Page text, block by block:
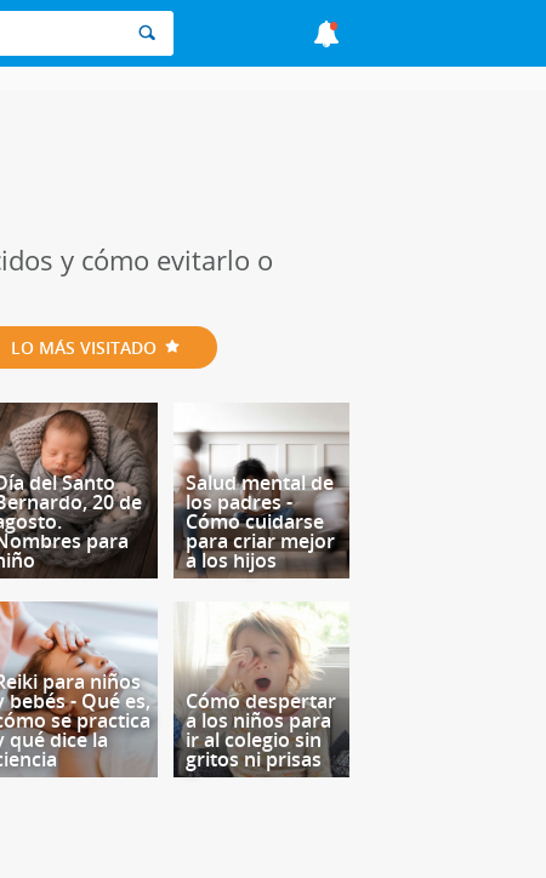
y cómo evitarlo o
LO MÁS VISITADO
del Santo
20 de
para
Salud mental de
los padres -
Cómo cuidarse
para criar mejor
a los hijos
para niños
bebés - Qué es,
se practica
qué dice la
Cómo despertar
a los niños para
ir al colegio sin
gritos ni prisas